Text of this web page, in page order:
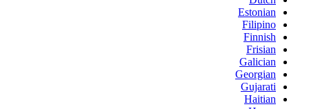
Estonian
Filipino
Finnish
Frisian
Galician
Georgian
Gujarati
Haitian